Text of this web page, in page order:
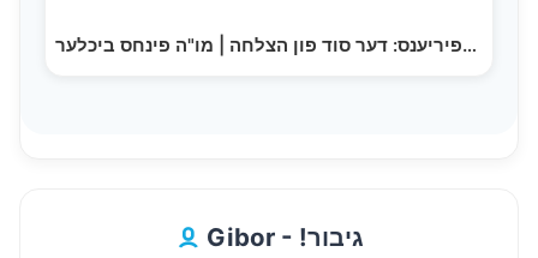
גיבור עקספיריענס: דער סוד פון הצלחה | מו"ה פינחס ביכלער
Gibor - !גיבור